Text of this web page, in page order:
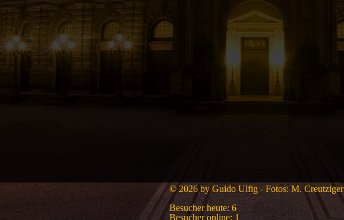
© 2026 by Guido Ulfig - Fotos: M. Creutziger
Besucher heute:6
Besucher online: 1